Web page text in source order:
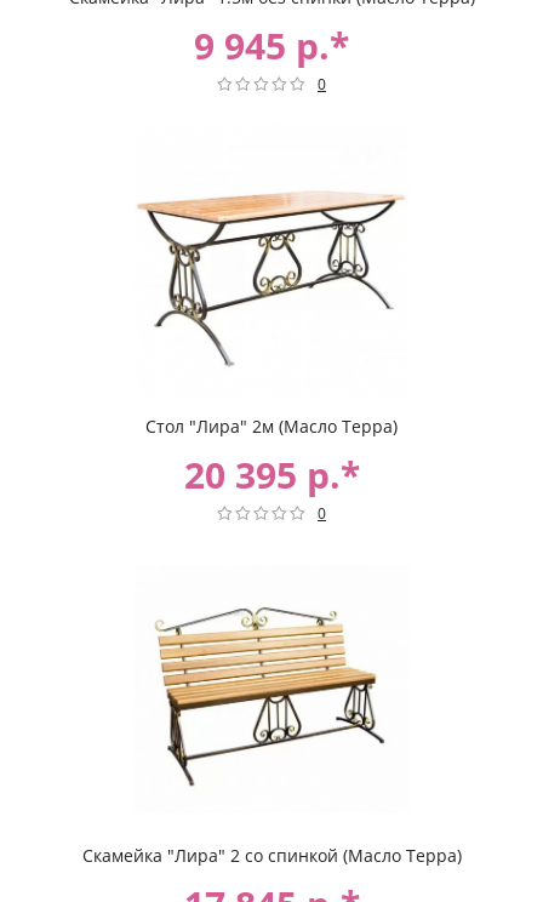
9 945 р.*
0
Стол "Лира" 2м (Масло Терра)
20 395 р.*
0
Скамейка "Лира" 2 со спинкой (Масло Терра)